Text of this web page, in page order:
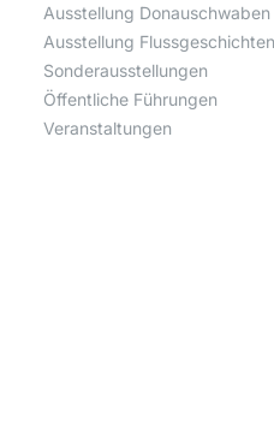
Ausstellung Donauschwaben
Ausstellung Flussgeschichten
Sonderausstellungen
Öffentliche Führungen
Veranstaltungen